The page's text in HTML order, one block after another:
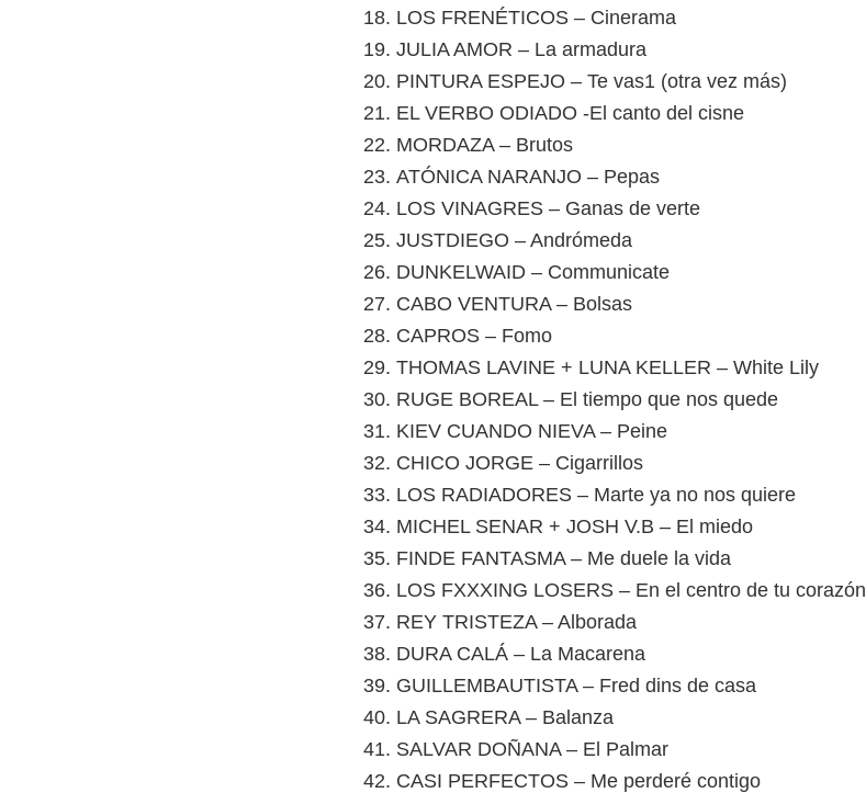
LOS FRENÉTICOS – Cinerama
JULIA AMOR – La armadura
PINTURA ESPEJO – Te vas1 (otra vez más)
EL VERBO ODIADO -El canto del cisne
MORDAZA – Brutos
ATÓNICA NARANJO – Pepas
LOS VINAGRES – Ganas de verte
JUSTDIEGO – Andrómeda
DUNKELWAID – Communicate
CABO VENTURA – Bolsas
CAPROS – Fomo
THOMAS LAVINE + LUNA KELLER – White Lily
RUGE BOREAL – El tiempo que nos quede
KIEV CUANDO NIEVA – Peine
CHICO JORGE – Cigarrillos
LOS RADIADORES – Marte ya no nos quiere
MICHEL SENAR + JOSH V.B – El miedo
FINDE FANTASMA – Me duele la vida
LOS FXXXING LOSERS – En el centro de tu corazón
REY TRISTEZA – Alborada
DURA CALÁ – La Macarena
GUILLEMBAUTISTA – Fred dins de casa
LA SAGRERA – Balanza
SALVAR DOÑANA – El Palmar
CASI PERFECTOS – Me perderé contigo